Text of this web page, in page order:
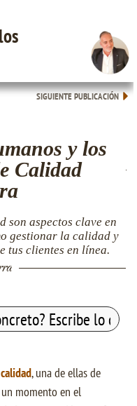
SIGUIENTE PUBLICACIÓN
y los
Calidad
son aspectos clave en
gestionar la calidad y
tus clientes en línea.
calidad, una de ellas de
momento en el